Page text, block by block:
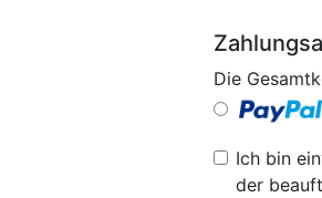
Die
Ich bin
der